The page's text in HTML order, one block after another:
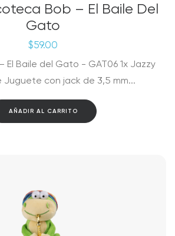
Bob – El Baile Del
Gato
$59.00
El Baile del Gato - GAT06 1x Jazzy
Juguete con jack de 3,5 mm...
AÑADIR AL CARRITO